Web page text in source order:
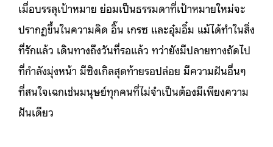
เมื่อบรรลุเป้าหมาย ย่อมเป็นธรรมดาที่เป้าหมายใหม่จะ
ปรากฏขึ้นในความคิด อิ๊น เกรซ และอุ๋มอิ๋ม แม้ได้ทำในสิ่ง
ที่รักแล้ว เดินทางถึงวันที่รอแล้ว ทว่ายังมีปลายทางถัดไป
ที่กำลังมุ่งหน้า มีซิงเกิลสุดท้ายรอปล่อย มีความฝันอื่นๆ
ที่สนใจเฉกเช่นมนุษย์ทุกคนที่ไม่จำเป็นต้องมีเพียงความ
ฝันเดียว